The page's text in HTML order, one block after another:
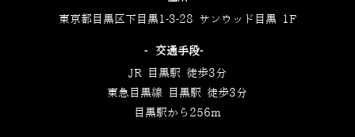
東京都目黒区下目黒1-3-28 サンウッド目黒 1F
‐交通手段‐
JR 目黒駅 徒歩3分
東急目黒線 目黒駅 徒歩3分
目黒駅から256m